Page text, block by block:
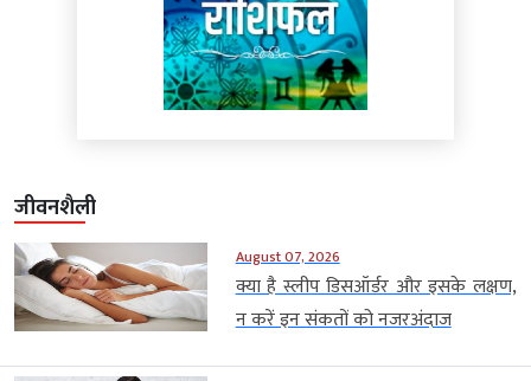
जीवनशैली
August 07, 2026
क्या है स्लीप डिसऑर्डर और इसके लक्षण,
न करें इन संकतों को नजरअंदाज